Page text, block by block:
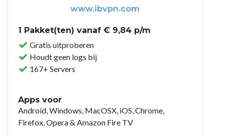
www.ibvpn.com
1 Pakket(ten) vanaf € 9,84 p/m
Gratis uitproberen
Houdt geen logs bij
167+ Servers
Apps voor
Android, Windows, MacOSX, iOS, Chrome,
Firefox, Opera & Amazon Fire TV